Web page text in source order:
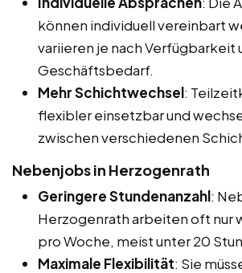
können individuell vereinbart
variieren je nach Verfügbarkeit
Geschäftsbedarf.
Mehr Schichtwechsel:
flexibler einsetzbar und
zwischen verschiedenen
Nebenjobs in Herzogenrath
Geringere Stundenanzahl:
Herzogenrath arbeiten oft nur
pro Woche, meist unter 20
Maximale Flexibilität: Sie